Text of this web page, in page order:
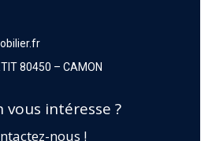
80450 – CAMON
vous intéresse ?